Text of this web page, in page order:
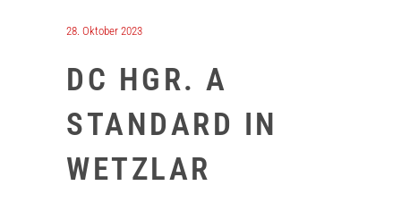
28. Oktober 2023
DC HGR. A
STANDARD IN
WETZLAR